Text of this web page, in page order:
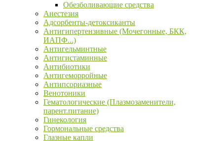
Обезболивающие средства
Анестезия
Адсорбенты-детоксиканты
Антигипертензивные (Мочегонные, БКК,
ИАПФ...)
Антигельминтные
Антигистаминные
Антибиотики
Антигеморройные
Антипсориазные
Венотоники
Гематологические (Плазмозаменители,
парент.питание)
Гинекология
Гормональные средства
Глазные капли